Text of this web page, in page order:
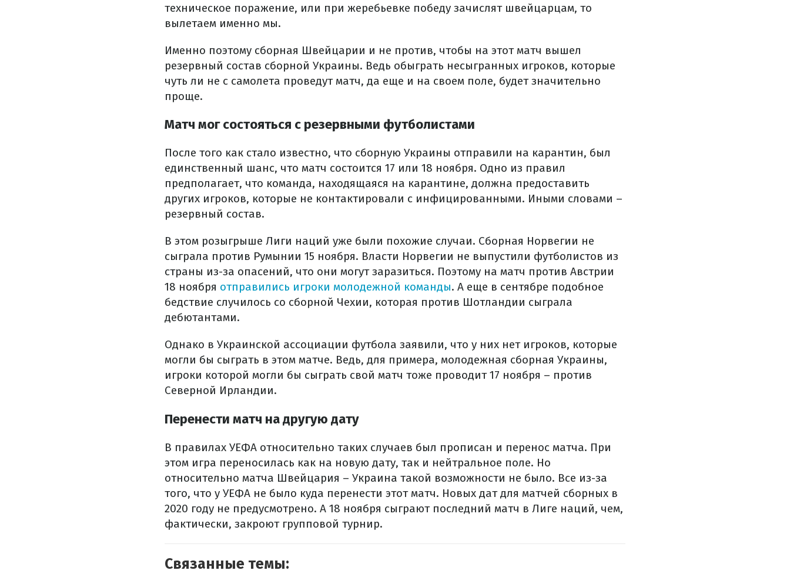
техническое поражение, или при жеребьевке победу зачислят швейцарцам, то
вылетаем именно мы.
Именно поэтому сборная Швейцарии и не против, чтобы на этот матч вышел
резервный состав сборной Украины. Ведь обыграть несыгранных игроков, которые
чуть ли не с самолета проведут матч, да еще и на своем поле, будет значительно
проще.
Матч мог состояться с резервными футболистами
После того как стало известно, что сборную Украины отправили на карантин, был
единственный шанс, что матч состоится 17 или 18 ноября. Одно из правил
предполагает, что команда, находящаяся на карантине, должна предоставить
других игроков, которые не контактировали с инфицированными. Иными словами –
резервный состав.
В этом розыгрыше Лиги наций уже были похожие случаи. Сборная Норвегии не
сыграла против Румынии 15 ноября. Власти Норвегии не выпустили футболистов из
страны из-за опасений, что они могут заразиться. Поэтому на матч против Австрии
18 ноября отправились игроки молодежной команды. А еще в сентябре подобное
бедствие случилось со сборной Чехии, которая против Шотландии сыграла
дебютантами.
Однако в Украинской ассоциации футбола заявили, что у них нет игроков, которые
могли бы сыграть в этом матче. Ведь, для примера, молодежная сборная Украины,
игроки которой могли бы сыграть свой матч тоже проводит 17 ноября – против
Северной Ирландии.
Перенести матч на другую дату
В правилах УЕФА относительно таких случаев был прописан и перенос матча. При
этом игра переносилась как на новую дату, так и нейтральное поле. Но
относительно матча Швейцария – Украина такой возможности не было. Все из-за
того, что у УЕФА не было куда перенести этот матч. Новых дат для матчей сборных в
2020 году не предусмотрено. А 18 ноября сыграют последний матч в Лиге наций, чем,
фактически, закроют групповой турнир.
Связанные темы: